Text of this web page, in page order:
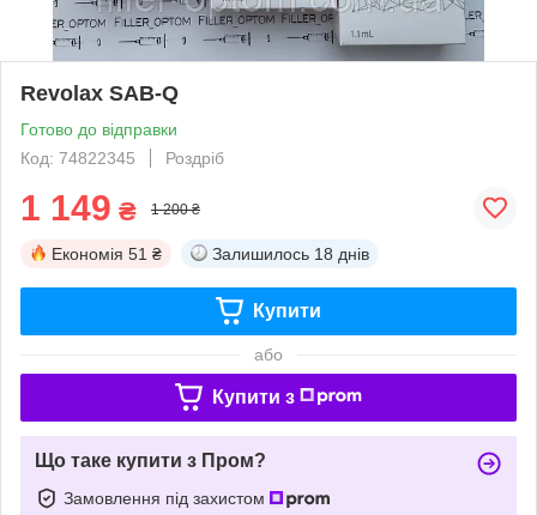
Revolax SAB-Q
Готово до відправки
Код: 74822345
Роздріб
1 149 ₴ 1 200 ₴
Економія 51 ₴ Залишилось 18 днів
Купити
або
Купити з
Що таке купити з Пром?
Замовлення під захистом